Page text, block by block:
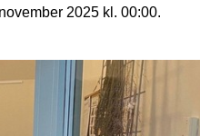
2025 kl. 00:00.